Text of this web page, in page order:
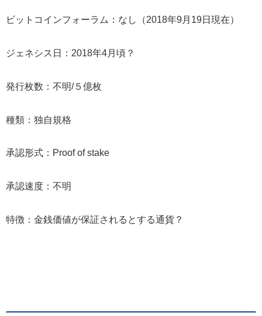
ビットコインフォーラム：なし（2018年9月19日現在）
ジェネシス日：2018年4月頃？
発行枚数：不明/５億枚
種類：独自規格
承認形式：Proof of stake
承認速度：不明
特徴：金銭価値が保証されるとする通貨？